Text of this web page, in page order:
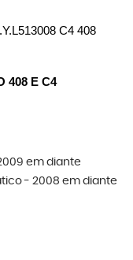
C4 408
408 E C4
em diante
- 2008 em diante